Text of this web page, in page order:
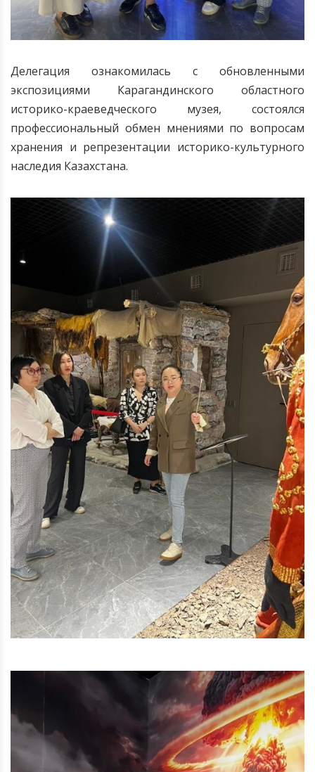
Делегация ознакомилась с обновленными
экспозициями Карагандинского областного
историко-краеведческого музея, состоялся
профессиональный обмен мнениями по вопросам
хранения и репрезентации историко-культурного
наследия Казахстана.